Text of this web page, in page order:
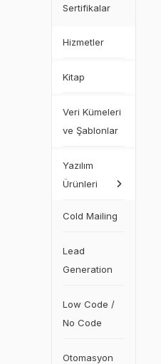
Sertifikalar
Hizmetler
Kitap
Veri Kümeleri
ve Şablonlar
Yazılım
Ürünleri
Cold Mailing
Lead
Generation
Low Code /
No Code
Otomasyon